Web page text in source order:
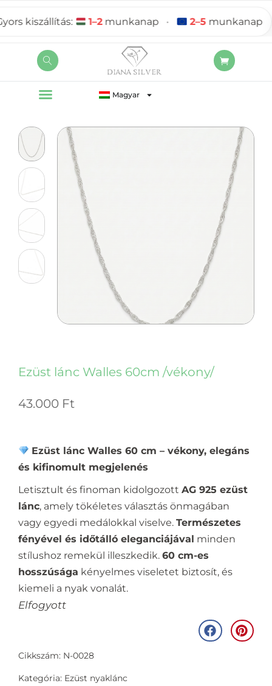
Magyar
kiszállítás: 1–2munkanap • 2–5munkanap
Ezüst lánc Walles 60cm /vékony/
43.000 Ft
Ezüst lánc Walles 60 cm – vékony, elegáns
és kifinomult megjelenés
Letisztult és finoman kidolgozott AG 925 ezüst
lánc, amely tökéletes választás önmagában
vagy egyedi medálokkal viselve. Természetes
fényével és időtálló eleganciájával minden
stílushoz remekül illeszkedik. 60 cm-es
hosszúsága kényelmes viseletet biztosít, és
kiemeli a nyak vonalát.
Elfogyott
Cikkszám: N-0028
Kategória: Ezüst nyaklánc